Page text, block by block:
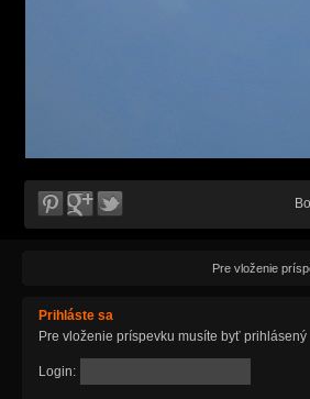
Pre vloženie
Prihláste sa
Pre vloženie príspevku musíte byť prihlásený
Login: